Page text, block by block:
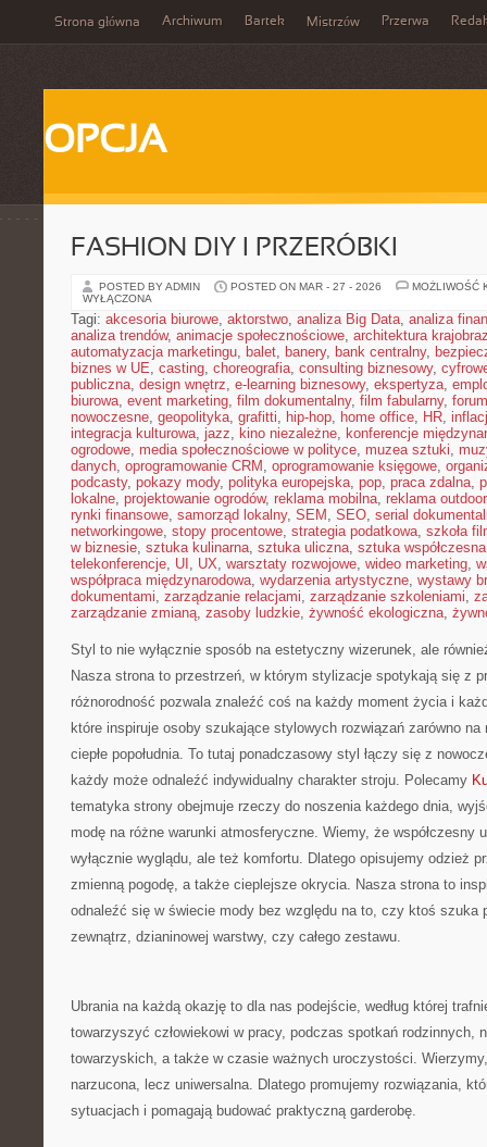
Strona główna Archiwum Bartek Mistrzów Przerwa
OPCJA
FASHION DIY I PRZERÓBKI
POSTED BY ADMIN POSTED ON MAR - 27 - 2026
MOŻLIWOŚĆ
WYŁĄCZONA
Tagi: akcesoria biurowe, aktorstwo, analiza Big Data, analiza
analiza trendów, animacje społecznościowe, architektura
automatyzacja marketingu, balet, banery, bank centralny,
biznes w UE, casting, choreografia, consulting biznesowy,
publiczna, design wnętrz, e-learning biznesowy, ekspertyza,
biurowa, event marketing, film dokumentalny, film fabularny,
nowoczesne, geopolityka, grafitti, hip-hop, home office, HR,
integracja kulturowa, jazz, kino niezależne, konferencje
ogrodowe, media społecznościowe w polityce, muzea sztuki,
danych, oprogramowanie CRM , oprogramowanie księgowe,
podcasty, pokazy mody, polityka europejska, pop, praca zdalna,
lokalne, projektowanie ogrodów, reklama mobilna, reklama outdoor
rynki finansowe, samorząd lokalny, SEM , SEO, serial
networkingowe, stopy procentowe, strategia podatkowa, szkoła
w biznesie, sztuka kulinarna, sztuka uliczna, sztuka współczesna
telekonferencje, UI , UX, warsztaty rozwojowe, wideo marketing,
współpraca międzynarodowa, wydarzenia artystyczne, wystawy
dokumentami, zarządzanie relacjami, zarządzanie szkoleniami,
zarządzanie zmianą, zasoby ludzkie, żywność ekologiczna,
Styl to nie wyłącznie sposób na estetyczny wizerunek, ale
Nasza strona to przestrzeń, w którym stylizacje spotykają się z
różnorodność pozwala znaleźć coś na każdy moment życia i
które inspiruje osoby szukające stylowych rozwiązań zarówno
ciepłe popołudnia. To tutaj ponadczasowy styl łączy się z
każdy może odnaleźć indywidualny charakter stroju. Polecamy
tematyka strony obejmuje rzeczy do noszenia każdego dnia,
modę na różne warunki atmosferyczne. Wiemy, że współczesny
wyłącznie wyglądu, ale też komfortu. Dlatego opisujemy odzież
zmienną pogodę, a także cieplejsze okrycia. Nasza strona to
odnaleźć się w świecie mody bez względu na to, czy ktoś szuka
zewnątrz, dzianinowej warstwy, czy całego zestawu.
Ubrania na każdą okazję to dla nas podejście, według której
towarzyszyć człowiekowi w pracy, podczas spotkań rodzinnych,
towarzyskich, a także w czasie ważnych uroczystości.
narzucona, lecz uniwersalna. Dlatego promujemy rozwiązania,
sytuacjach i pomagają budować praktyczną garderobę.